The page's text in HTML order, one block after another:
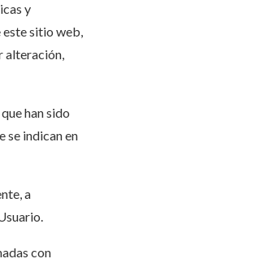
y
sitio web,
alteración,
han sido
se indican en
a
con